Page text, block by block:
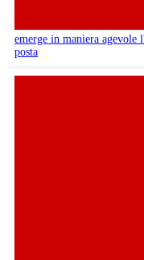
emerge in maniera
posta